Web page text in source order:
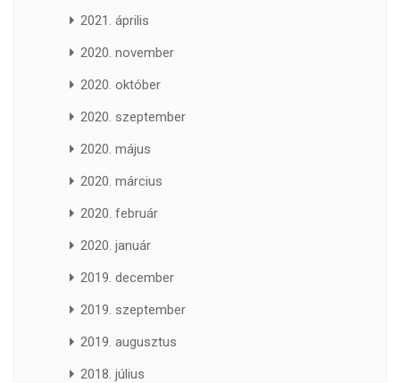
2021. április
2020. november
2020. október
2020. szeptember
2020. május
2020. március
2020. február
2020. január
2019. december
2019. szeptember
2019. augusztus
2018. július